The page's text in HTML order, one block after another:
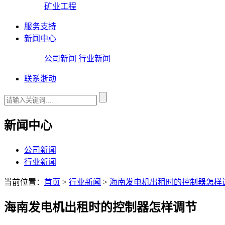
矿业工程
服务支持
新闻中心
公司新闻 行业新闻
联系浙动
新闻中心
公司新闻
行业新闻
当前位置： 首页 > 行业新闻 > 海南发电机出租时的控制器怎样
海南发电机出租时的控制器怎样调节